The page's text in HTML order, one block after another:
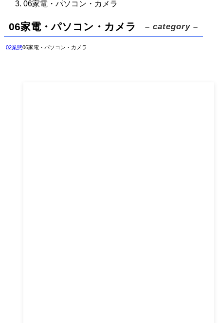
06家電・パソコン・カメラ
06家電・パソコン・カメラ – category –
02業態06家電・パソコン・カメラ